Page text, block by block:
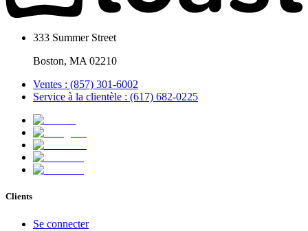
333 Summer Street
Boston, MA 02210
Ventes : (857) 301-6002
Service à la clientèle : (617) 682-0225
Clients
Se connecter